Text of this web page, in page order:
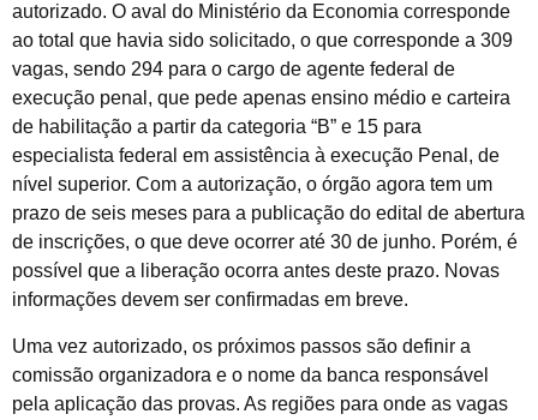
autorizado. O aval do Ministério da Economia corresponde
ao total que havia sido solicitado, o que corresponde a 309
vagas, sendo 294 para o cargo de agente federal de
execução penal, que pede apenas ensino médio e carteira
de habilitação a partir da categoria “B” e 15 para
especialista federal em assistência à execução Penal, de
nível superior. Com a autorização, o órgão agora tem um
prazo de seis meses para a publicação do edital de abertura
de inscrições, o que deve ocorrer até 30 de junho. Porém, é
possível que a liberação ocorra antes deste prazo. Novas
informações devem ser confirmadas em breve.
Uma vez autorizado, os próximos passos são definir a
comissão organizadora e o nome da banca responsável
pela aplicação das provas. As regiões para onde as vagas